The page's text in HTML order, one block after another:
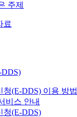
주제
료
청(E-DDS) 이용 방법
비스 안내
청(E-DDS)